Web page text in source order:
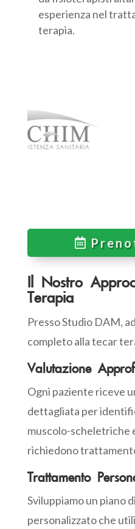
esperienza nel
terapia.
Il Nostro
Terapia
Presso Studio DAM,
completo alla tecar
Valutazione
Ogni paziente riceve
dettagliata per
muscolo-scheletriche
richiedono
Trattamento
Sviluppiamo un piano
personalizzato che